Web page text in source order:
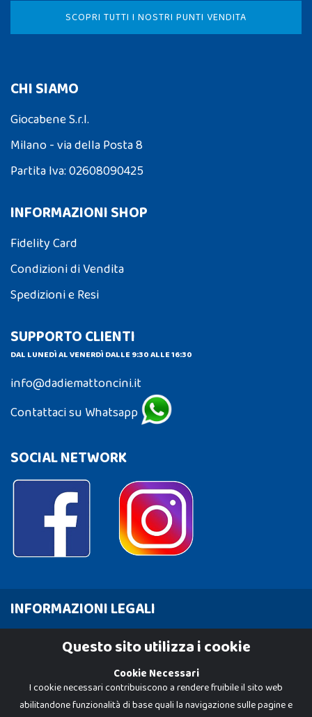
SCOPRI TUTTI I NOSTRI PUNTI VENDITA
CHI SIAMO
Giocabene S.r.l.
Milano - via della Posta 8
Partita Iva: 02608090425
INFORMAZIONI SHOP
Fidelity Card
Condizioni di Vendita
Spedizioni e Resi
SUPPORTO CLIENTI
DAL LUNEDÌ AL VENERDÌ DALLE 9:30 ALLE 16:30
info@dadiemattoncini.it
Contattaci su Whatsapp
SOCIAL NETWORK
INFORMAZIONI LEGALI
Cookie PolicyQuesto sito utilizza i cookie
Cookie Necessari
I cookie necessari contribuiscono a rendere fruibile il sito web
abilitandone funzionalità di base quali la navigazione sulle pagine e